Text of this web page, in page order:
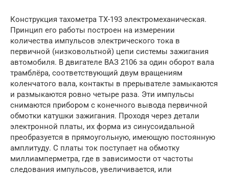
Конструкция тахометра ТХ-193 электромеханическая.
Принцип его работы построен на измерении
количества импульсов электрического тока в
первичной (низковольтной) цепи системы зажигания
автомобиля. В двигателе ВАЗ 2106 за один оборот вала
трамблёра, соответствующий двум вращениям
коленчатого вала, контакты в прерывателе замыкаются
и размыкаются ровно четыре раза. Эти импульсы
снимаются прибором с конечного вывода первичной
обмотки катушки зажигания. Проходя через детали
электронной платы, их форма из синусоидальной
преобразуется в прямоугольную, имеющую постоянную
амплитуду. С платы ток поступает на обмотку
миллиамперметра, где в зависимости от частоты
следования импульсов, увеличивается, или